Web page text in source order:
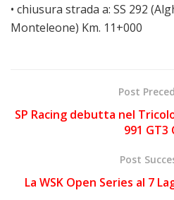
• chiusura strada a: SS 292
Monteleone) Km. 11+000
Post
SP Racing debutta nel
991 GT3
Post
La WSK Open Series al 7